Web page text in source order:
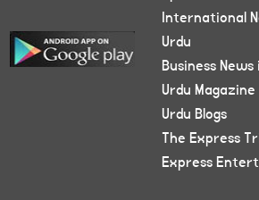
International
Urdu
Business News
Urdu Magazine
Urdu Blogs
The Express
Express